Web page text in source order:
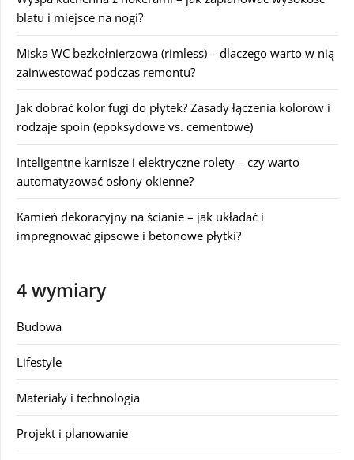
blatu i miejsce na nogi?
Miska WC bezkołnierzowa (rimless) – dlaczego warto w nią
zainwestować podczas remontu?
Jak dobrać kolor fugi do płytek? Zasady łączenia kolorów i
rodzaje spoin (epoksydowe vs. cementowe)
Inteligentne karnisze i elektryczne rolety – czy warto
automatyzować osłony okienne?
Kamień dekoracyjny na ścianie – jak układać i
impregnować gipsowe i betonowe płytki?
4 wymiary
Budowa
Lifestyle
Materiały i technologia
Projekt i planowanie